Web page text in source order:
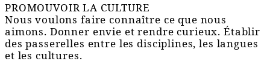
PROMOUVOIR LA CULTURE
Nous voulons faire connaître ce que nous
aimons. Donner envie et rendre curieux. Établir
des passerelles entre les disciplines, les langues
et les cultures.